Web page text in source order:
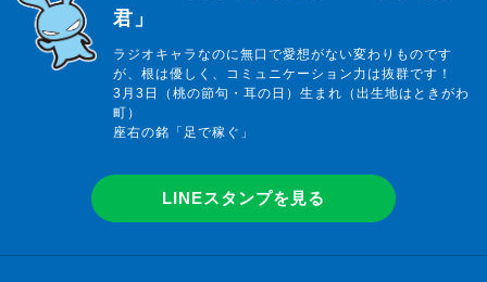
君」
ラジオキャラなのに無口で愛想がない変わりものです
が、根は優しく、コミュニケーション力は抜群です！
3月3日（桃の節句・耳の日）生まれ（出生地はときがわ
町）
座右の銘「足で稼ぐ」
LINEスタンプを見る